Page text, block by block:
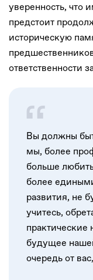
уверенность, что
предстоит
историческую
ответственности
Вы должны
мы, более
больше
более
развития, не
учитесь,
практические
будущее
очередь от вас,